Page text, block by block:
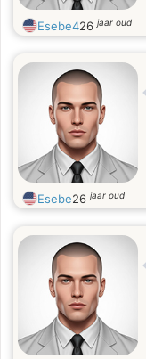
Esebe426jaar oud
Esebe26jaar oud